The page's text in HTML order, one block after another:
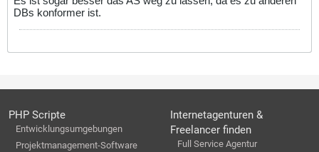
DBs konformer ist.
PHP Scripte
Entwicklungsumgebungen
Projektmanagement-Software
Internetagenturen &
Freelancer finden
Full Service Agentur